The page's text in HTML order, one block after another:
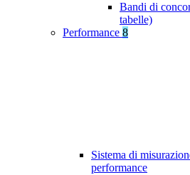
Bandi di
tabelle)
Performance 8
Sistema di
performance